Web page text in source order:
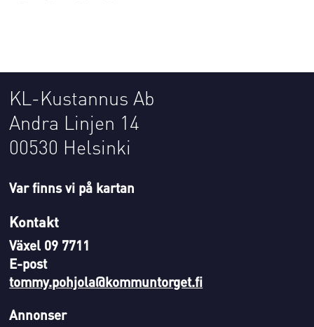
KL-Kustannus Ab
Andra Linjen 14
00530 Helsinki
Var finns vi på kartan
Kontakt
Växel 09 7711
E-post
tommy.pohjola@kommuntorget.fi
Annonser